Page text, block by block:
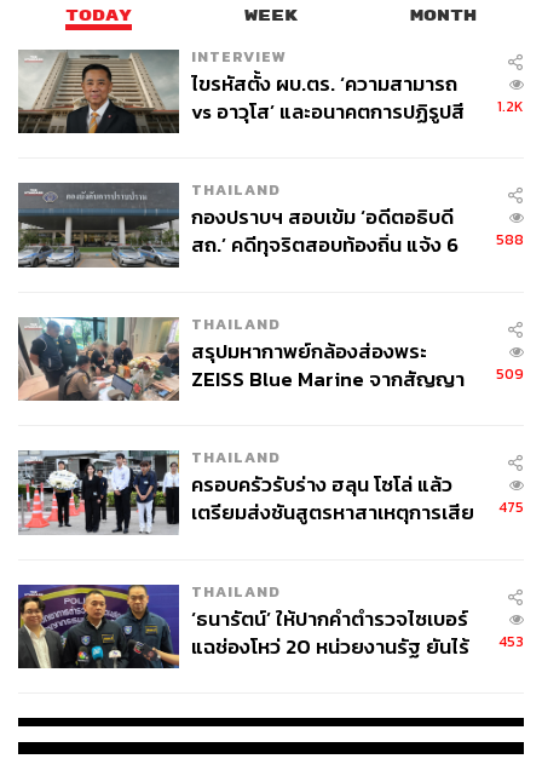
TODAY WEEK MONTH
INTERVIEW
ไขรหัสตั้ง ผบ.ตร. ‘ความสามารถ
vs อาวุโส’ และอนาคตการปฏิรูปสี
1.2K
THAILAND
กองปราบฯ สอบเข้ม ‘อดีตอธิบดี
สถ.’ คดีทุจริตสอบท้องถิ่น แจ้ง 6
588
THAILAND
สรุปมหากาพย์กล้องส่องพระ
ZEISS Blue Marine จากสัญญา
จ่ายหนี้-แอบระบุแบรนด์
509
THAILAND
ครอบครัวรับร่าง ฮลุน โซโล่ แล้ว
เตรียมส่งชันสูตรหาสาเหตุการเสีย
475
THAILAND
‘ธนารัตน์’ ให้ปากคำตำรวจไซเบอร์
แฉช่องโหว่ 20 หน่วยงานรัฐ ยันไร้
453